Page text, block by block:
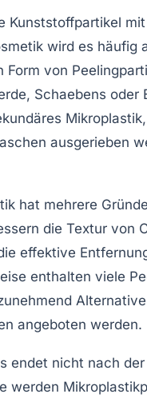
Kunststoffpartikel
wird es häufig
von
, Schaebens oder
Mikroplastik
ausgerieben
hat mehrere
die Textur von
effektive
enthalten viele
angeboten werden.
endet nicht nach
werden